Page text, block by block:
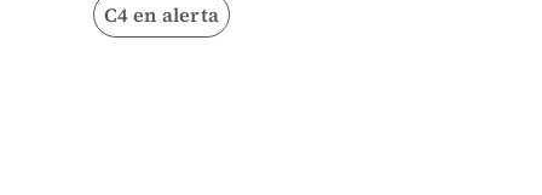
C4 en alerta